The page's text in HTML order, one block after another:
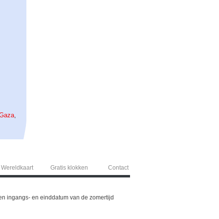
,
Wereldkaart Gratis klokken Contact
ingangs- en einddatum van de zomertijd